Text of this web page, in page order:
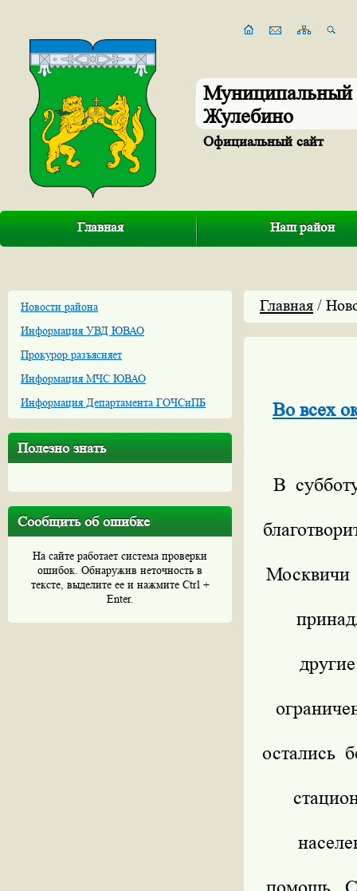
Муниципальный
Жулебино
Официальный сайт
Главная Наш район
Новости района
Информация УВД ЮВАО
Прокурор разъясняет
Информация МЧС ЮВАО
Информация Департамента ГОЧСиПБ
Полезно знать
Сообщить об ошибке
На сайте работает система проверки
ошибок. Обнаружив неточность в
тексте, выделите ее и нажмите Ctrl +
Enter.
Главная /
Во всех
В
остались